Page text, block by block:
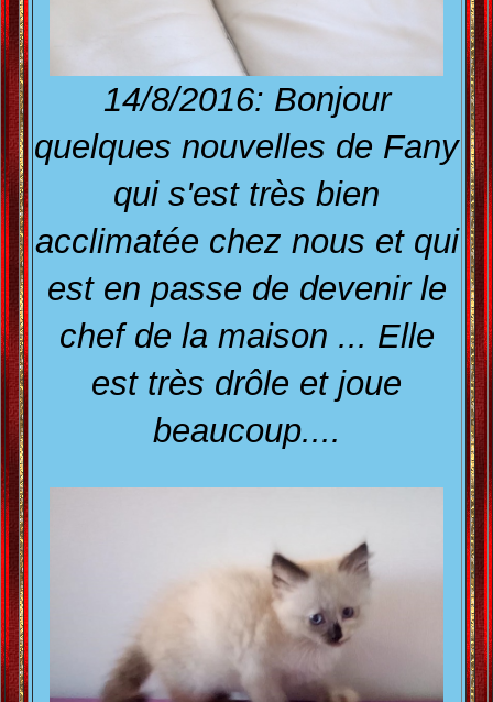
14/8/2016: Bonjour
quelques nouvelles de Fany
qui s'est très bien
acclimatée chez nous et qui
est en passe de devenir le
chef de la maison ... Elle
est très drôle et joue
beaucoup....